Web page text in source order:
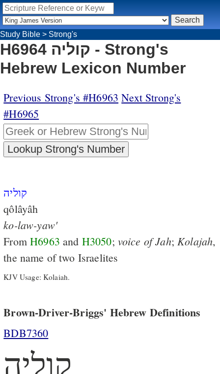
Study Bible > Strong's
H6964 קוליה - Strong's
Hebrew Lexicon Number
Previous Strong's #H6963 Next Strong's
#H6965
קוליה
qôlâyâh
ko-law-yaw'
FromH6963 and H3050; voice of Jah;Kolajah,
the name of two Israelites
KJV Usage: Kolaiah.
Brown-Driver-Briggs' Hebrew Definitions
BDB7360
קוליה